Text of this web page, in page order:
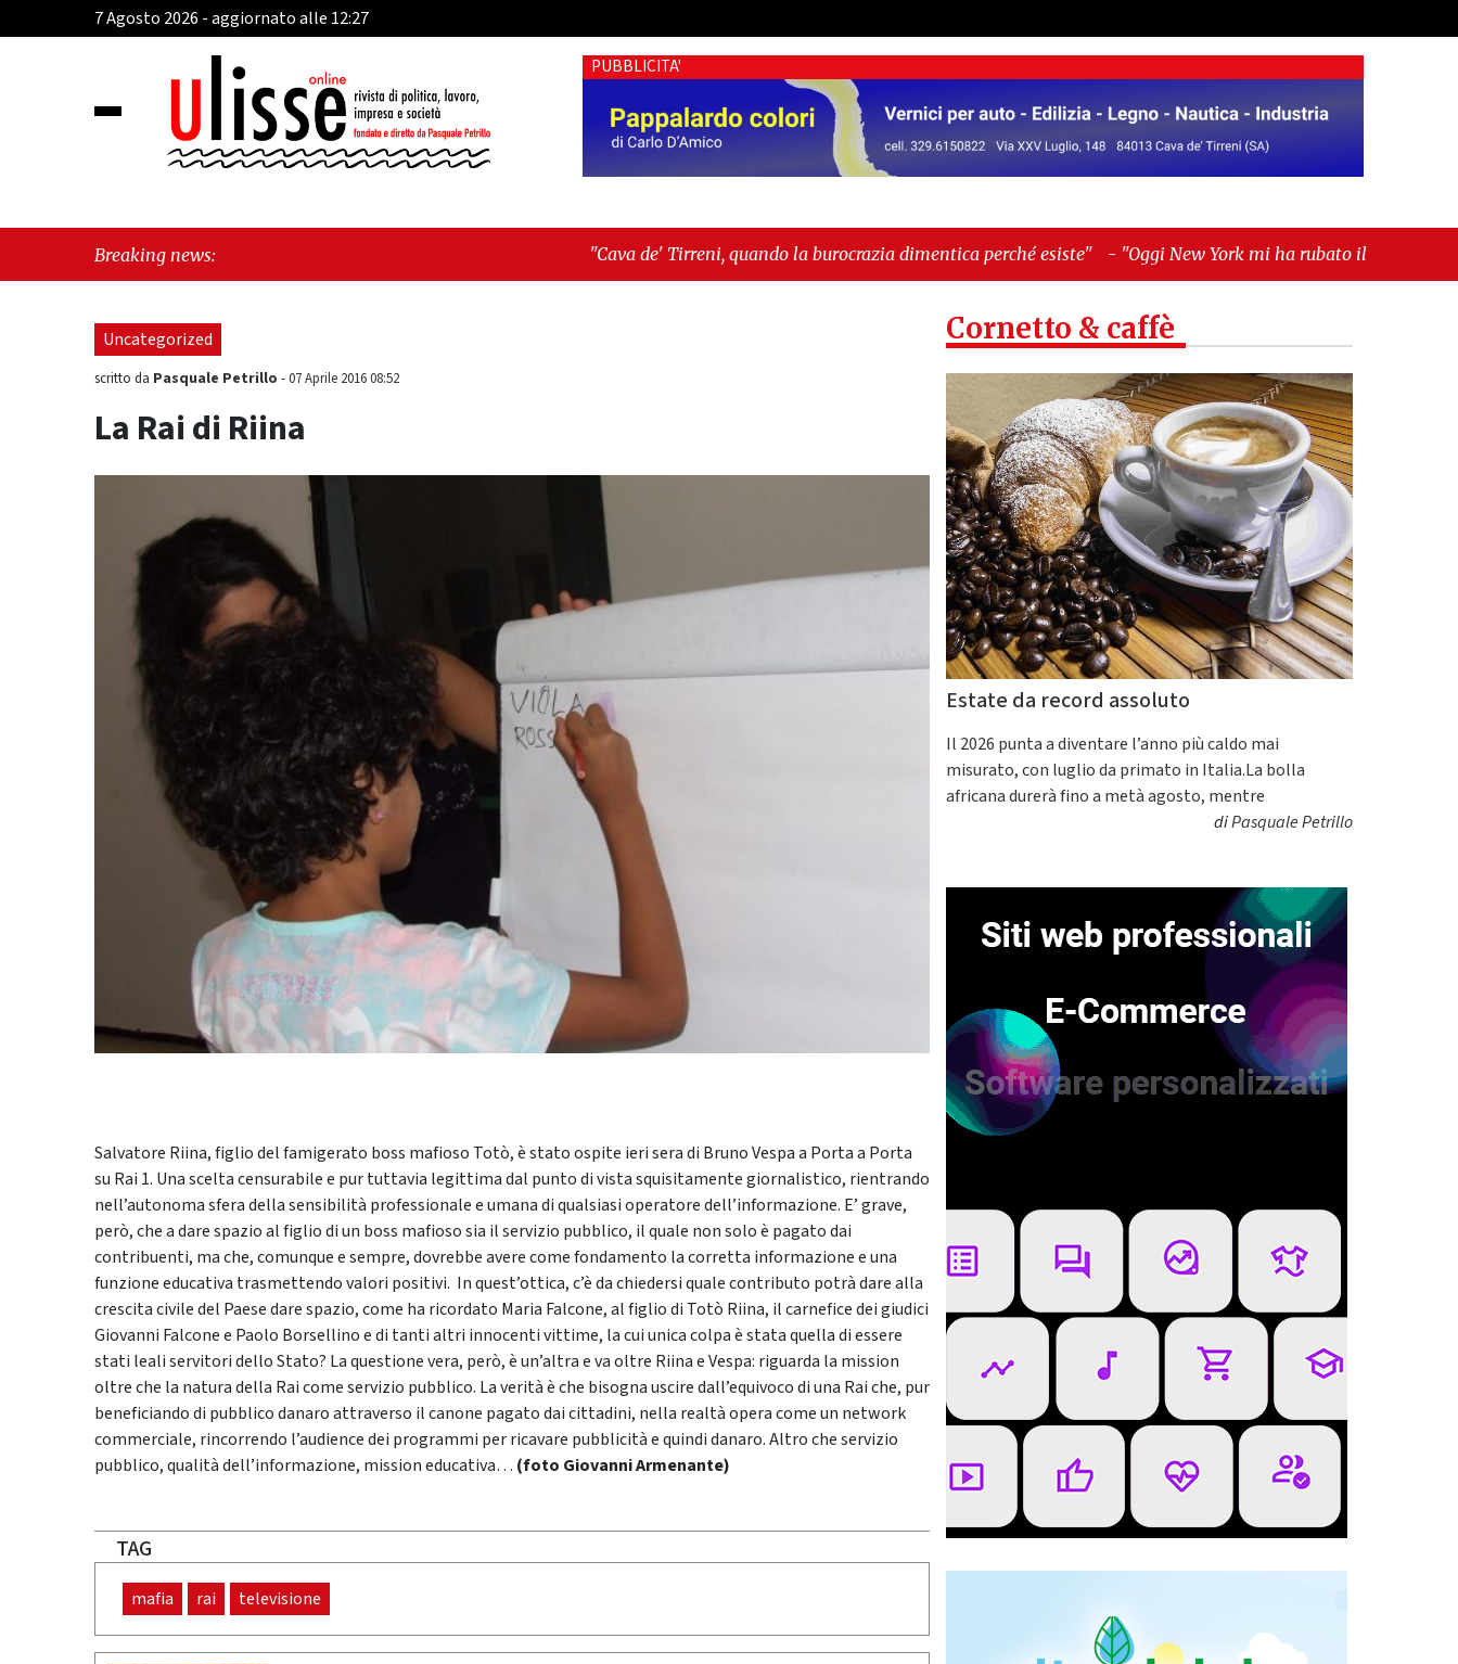
7 Agosto 2026 - aggiornato alle 12:27
PUBBLICITA'
Breaking news: "Cava de' Tirreni, quando la burocrazia dimentica perché esiste" -"Oggi New York mi ha rubato il cuore. Ancora"
Uncategorized
scritto da Pasquale Petrillo -07 Aprile 2016 08:52
La Rai di Riina
Salvatore Riina, figlio del famigerato boss mafioso Totò, è stato ospite ieri sera di Bruno Vespa a Porta a Porta
su Rai 1. Una scelta censurabile e pur tuttavia legittima dal punto di vista squisitamente giornalistico, rientrando
nell’autonoma sfera della sensibilità professionale e umana di qualsiasi operatore dell’informazione. E’ grave,
però, che a dare spazio al figlio di un boss mafioso sia il servizio pubblico, il quale non solo è pagato dai
contribuenti, ma che, comunque e sempre, dovrebbe avere come fondamento la corretta informazione e una
funzione educativa trasmettendo valori positivi. In quest’ottica, c’è da chiedersi quale contributo potrà dare alla
crescita civile del Paese dare spazio, come ha ricordato Maria Falcone, al figlio di Totò Riina, il carnefice dei giudici
Giovanni Falcone e Paolo Borsellino e di tanti altri innocenti vittime, la cui unica colpa è stata quella di essere
stati leali servitori dello Stato? La questione vera, però, è un’altra e va oltre Riina e Vespa: riguarda la mission
oltre che la natura della Rai come servizio pubblico. La verità è che bisogna uscire dall’equivoco di una Rai che, pur
beneficiando di pubblico danaro attraverso il canone pagato dai cittadini, nella realtà opera come un network
commerciale, rincorrendo l’audience dei programmi per ricavare pubblicità e quindi danaro. Altro che servizio
pubblico, qualità dell’informazione, mission educativa… (foto Giovanni Armenante)
TAG
mafia rai televisione
Cornetto & caffè
Estate da record assoluto
Il 2026 punta a diventare l’anno più caldo mai
misurato, con luglio da primato in Italia.La bolla
africana durerà fino a metà agosto, mentre
diPasquale Petrillo